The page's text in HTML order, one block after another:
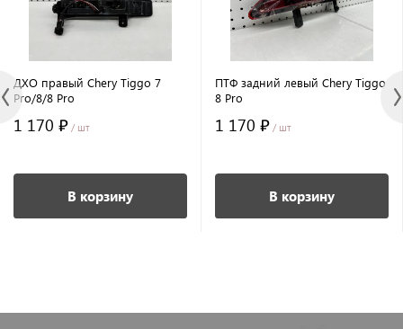
ДХО правый Chery Tiggo 7
Pro/8/8 Pro
1 170 ₽ / шт
В корзину
ПТФ задний левый Chery Tiggo
8 Pro
1 170 ₽ / шт
В корзину